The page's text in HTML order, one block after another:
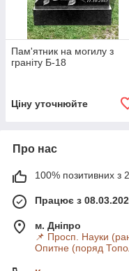
Пам'ятник на могилу з
граніту Б-18
Ціну уточнюйте
Про нас
100% позитивних з
Працює з
м. Дніпро
📌 Просп. Науки
Опитне (поряд